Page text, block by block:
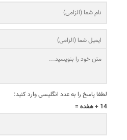
لطفا پاسخ را به عدد انگلیسی وارد کنید:
14 + هفده =